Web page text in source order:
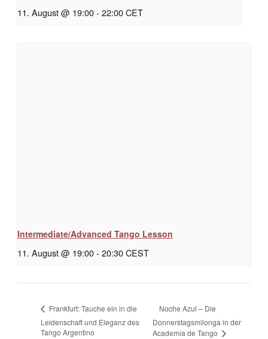
11. August @ 19:00- 22:00CET
Intermediate/Advanced Tango Lesson
11. August @ 19:00- 20:30CEST
Frankfurt: Tauche ein in die
Leidenschaft und Eleganz des
Tango Argentino
Noche Azul – Die
Donnerstagsmilonga in der
Academia de Tango